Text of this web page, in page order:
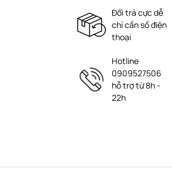
Đổi trả cực dễ
chỉ cần số điện
thoại
Hotline
0909527506
hỗ trợ từ 8h -
22h